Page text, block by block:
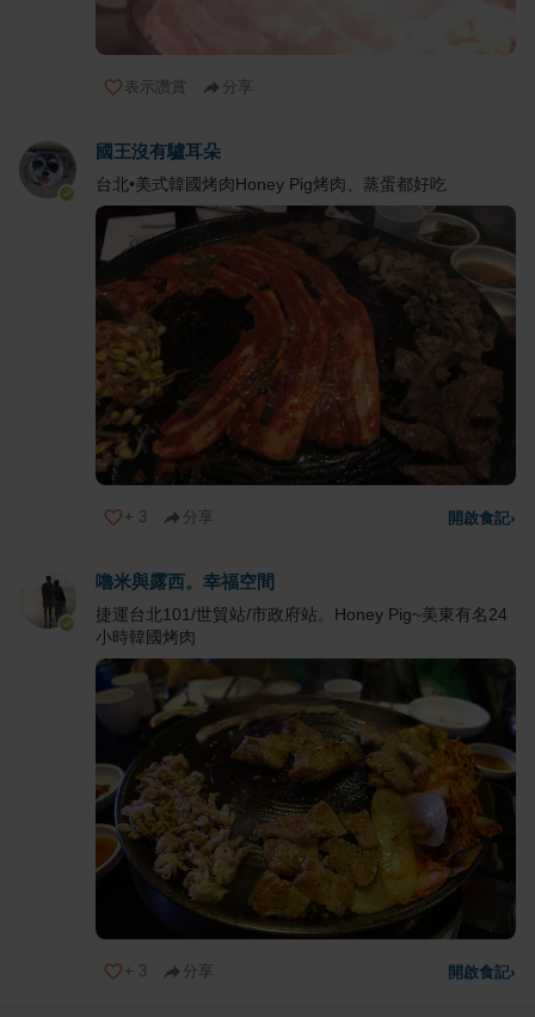
表示讚賞 分享
國王沒有驢耳朵
台北•美式韓國烤肉Honey Pig烤肉、蒸蛋都好吃
+ 3 分享 開啟食記›
嚕米與露西。幸福空間
捷運台北101/世貿站/市政府站。Honey Pig~美東有名24
小時韓國烤肉
+ 3 分享 開啟食記›